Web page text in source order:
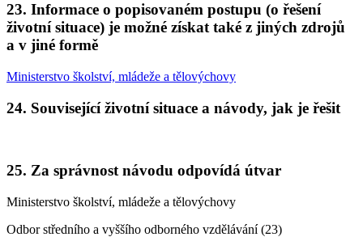
23. Informace o popisovaném postupu (o řešení
životní situace) je možné získat také z jiných zdrojů
a v jiné formě
Ministerstvo školství, mládeže a tělovýchovy
24. Související životní situace a návody, jak je řešit
25. Za správnost návodu odpovídá útvar
Ministerstvo školství, mládeže a tělovýchovy
Odbor středního a vyššího odborného vzdělávání (23)